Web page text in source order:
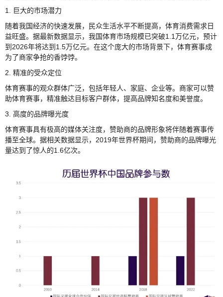
1. 巨大的市场潜力
随着我国经济的快速发展，民众生活水平不断提高，体育消费需求日
益旺盛。据最新数据显示，我国体育市场规模已突破1.1万亿元，预计
到2026年将达到1.5万亿元。在这个庞大的市场背景下，体育赛事成
为了商家争抢的香饽饽。
2. 精准的受众定位
体育赛事的观众群体广泛，包括年轻人、家庭、企业等。商家可以赞
助体育赛事，精准触达目标客户群体，提高品牌知名度和美誉度。
3. 高度的品牌曝光度
体育赛事具有极高的媒体关注度，赞助商的品牌形象将伴随着赛事传
播至全球。据相关数据显示，2019年世界杯期间，赞助商的品牌曝光
量达到了惊人的1.6亿次。